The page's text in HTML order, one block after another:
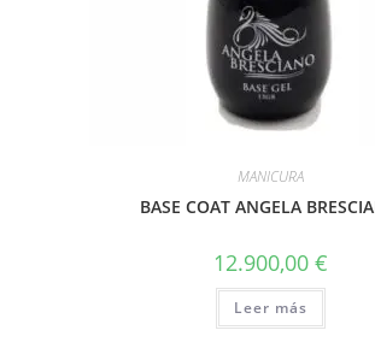
MANICURA
BASE COAT ANGELA
12.900,00 €
Leer más